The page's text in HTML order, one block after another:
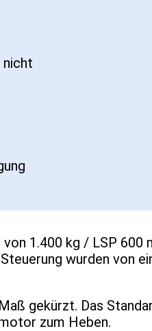
nicht
1.400 kg / LSP 600
wurden von
gekürzt. Das
zum Heben.